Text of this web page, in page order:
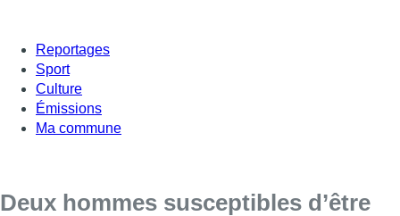
Reportages
Sport
Culture
Émissions
Ma commune
Deux hommes susceptibles d’être